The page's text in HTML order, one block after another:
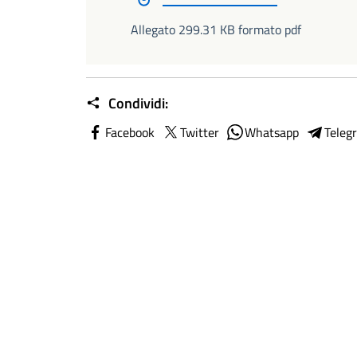
Allegato 299.31 KB formato pdf
Condividi:
Facebook Twitter Whatsapp